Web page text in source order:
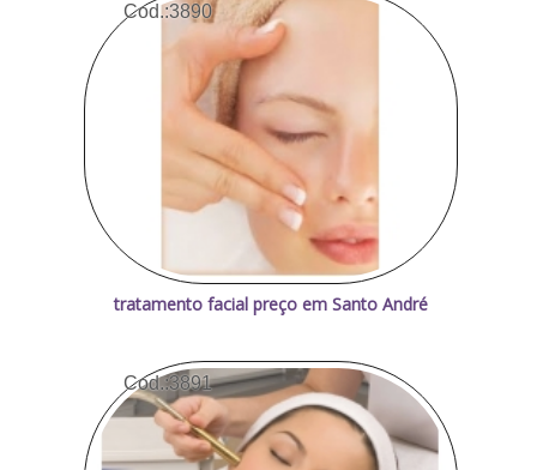
Cod.:3890
tratamento facial preço em Santo André
Cod.:3891